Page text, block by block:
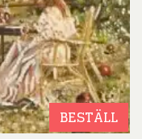
BESTÄLL